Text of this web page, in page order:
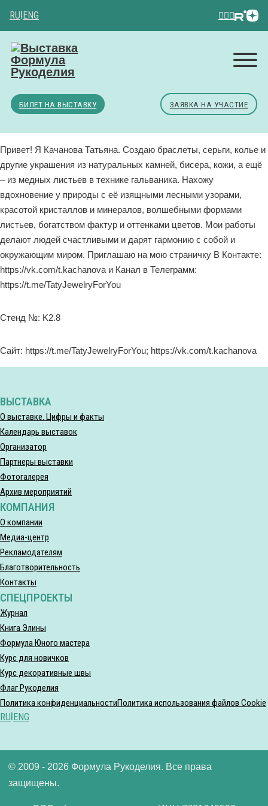
RU ENG
БИЛЕТ НА ВЫСТАВКУ ЗАЯВКА НА УЧАСТИЕ
Привет! Я Качанова Татьяна. Создаю браслеты, серьги, колье и
другие украшения из натуральных камней, бисера, кожи, а ещё
– из медных листьев в технике гальваника. Нахожу
вдохновение у природы с её изящными лесными узорами,
красотой кристаллов и минералов, волшебными формами
листьев, богатством фактур и оттенками цветов. Мои работы
делают людей счастливыми и дарят гармонию с собой и
окружающим миром. Приглашаю на мою страничку В Контакте:
https://vk.com/t.kachanova и Канал в Телеграмм:
https://t.me/TatyJewelryForYou
Стенд №: K2.8
Сайт: https://t.me/TatyJewelryForYou; https://vk.com/t.kachanova
ВЫСТАВКА
О выставке. Цифры и факты
Календарь выставок
Организатор
Партнеры выставки
Фотогалерея
Архив мероприятий
КОМПАНИЯ
О компании
Медиа-центр
Рекламодателям
Благотворительность
Контакты
СПЕЦПРОЕКТЫ
Журнал
Книга Элины
Формула Юного мастера
Курс для новичков
Курс декоративные швы
Флаг Рукоделия
Политика конфиденциальностиПолитика использования файлов Cookie
RU ENG
© 2009 - 2026 Формула Рукоделия. Все права
защищены.